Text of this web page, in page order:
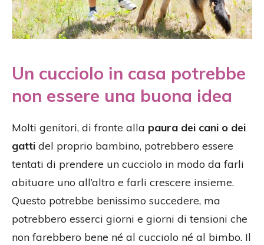
Un cucciolo in casa potrebbe
non essere una buona idea
Molti genitori, di fronte alla paura dei cani o dei
gatti del proprio bambino, potrebbero essere
tentati di prendere un cucciolo in modo da farli
abituare uno all’altro e farli crescere insieme.
Questo potrebbe benissimo succedere, ma
potrebbero esserci giorni e giorni di tensioni che
non farebbero bene né al cucciolo né al bimbo. Il